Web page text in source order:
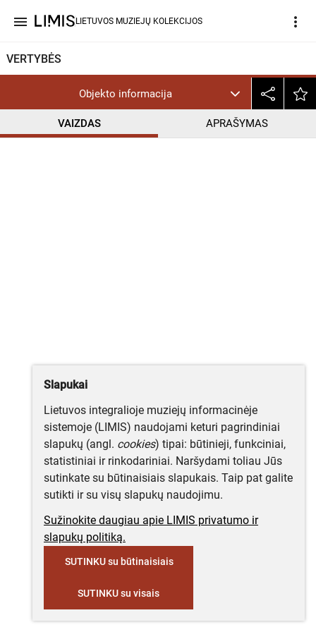
menu LIETUVOS MUZIEJŲ KOLEKCIJOS more_vert
VERTYBĖS
Objekto informacija
VAIZDAS APRAŠYMAS
CC BY-NC-ND
Slapukai
Lietuvos integralioje muziejų informacinėje
sistemoje (LIMIS) naudojami keturi pagrindiniai
slapukų (angl. cookies) tipai: būtinieji, funkciniai,
statistiniai ir rinkodariniai. Naršydami toliau Jūs
sutinkate su būtinaisiais slapukais. Taip pat galite
sutikti ir su visų slapukų naudojimu.
Sužinokite daugiau apie LIMIS privatumo ir
slapukų politiką.
SUTINKU su būtinaisiais
SUTINKU su visais